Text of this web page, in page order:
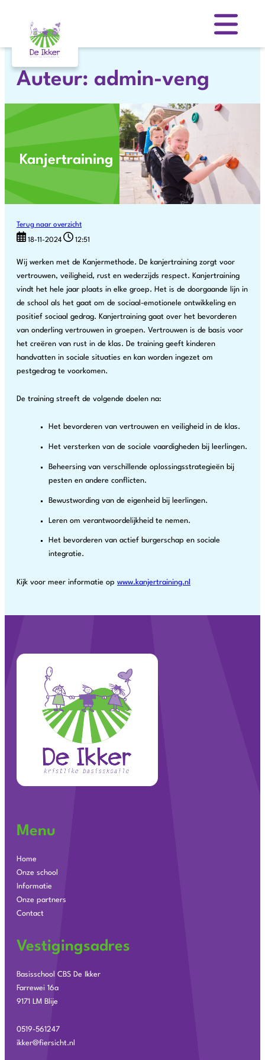
Auteur: admin-veng
Kanjertraining
Terug naar overzicht
18-11-2024 12:51
Wij werken met de Kanjermethode. De kanjertraining zorgt voor
vertrouwen, veiligheid, rust en wederzijds respect. Kanjertraining
vindt het hele jaar plaats in elke groep. Het is de doorgaande lijn in
de school als het gaat om de sociaal-emotionele ontwikkeling en
positief sociaal gedrag. Kanjertraining gaat over het bevorderen
van onderling vertrouwen in groepen. Vertrouwen is de basis voor
het creëren van rust in de klas. De training geeft kinderen
handvatten in sociale situaties en kan worden ingezet om
pestgedrag te voorkomen.
De training streeft de volgende doelen na:
Het bevorderen van vertrouwen en veiligheid in de klas.
Het versterken van de sociale vaardigheden bij leerlingen.
Beheersing van verschillende oplossingsstrategieën bij
pesten en andere conflicten.
Bewustwording van de eigenheid bij leerlingen.
Leren om verantwoordelijkheid te nemen.
Het bevorderen van actief burgerschap en sociale
integratie.
Kijk voor meer informatie op www.kanjertraining.nl
Menu
Home
Onze school
Informatie
Onze partners
Contact
Vestigingsadres
Basisschool CBS De Ikker
Farrewei 16a
9171 LM Blije
0519-561247
ikker@fiersicht.nl